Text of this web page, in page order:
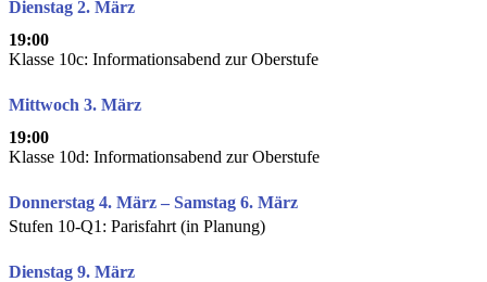
Dienstag 2. März
19:00
Klasse 10c: Informationsabend zur Oberstufe
Mittwoch 3. März
19:00
Klasse 10d: Informationsabend zur Oberstufe
Donnerstag 4. März – Samstag 6. März
Stufen 10-Q1: Parisfahrt (in Planung)
Dienstag 9. März